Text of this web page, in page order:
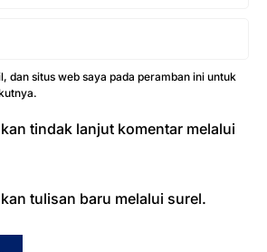
dan situs web saya pada peramban ini untuk
tindak lanjut komentar melalui
tulisan baru melalui surel.